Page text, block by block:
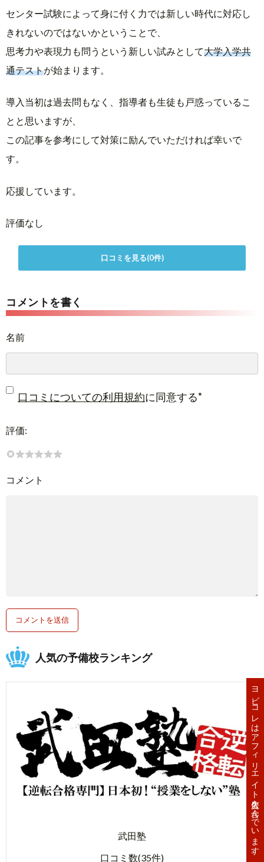
センター試験によって身に付く力では新しい時代に対応し
きれないのではないかということで、
思考力や表現力も問うという新しい試みとして大学入学共
通テストが始まります。
導入当初は過去問もなく、指導者も生徒も戸惑っているこ
とと思いますが、
この記事を参考にして対策に励んでいただければ幸いで
す。
応援しています。
評価なし
口コミを見る(0件)
コメントを書く
名前
口コミについての利用規約に同意する*
評価:
コメント
人気の予備校ランキング
武田塾
口コミ数(35件)
ヨビコレはアフィリエイト広告を含んでいます。